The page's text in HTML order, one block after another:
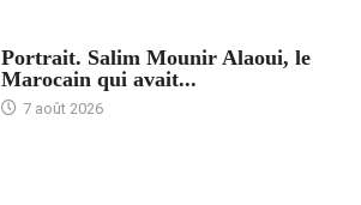
Portrait. Salim Mounir Alaoui, le
Marocain qui avait...
7 août 2026